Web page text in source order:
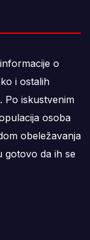
o
i ostalih
Po iskustvenim
osoba
obeležavanja
gotovo da ih se